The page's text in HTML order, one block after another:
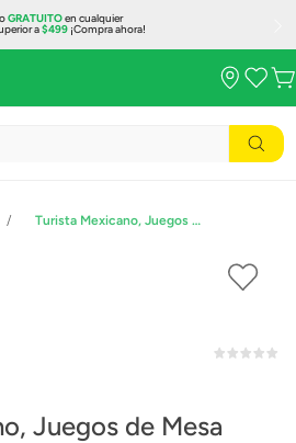
GRATUITOen cualquier
a$499¡Compra ahora!
Turista Mexicano, Juegos de Mesa
Juegos de Mesa